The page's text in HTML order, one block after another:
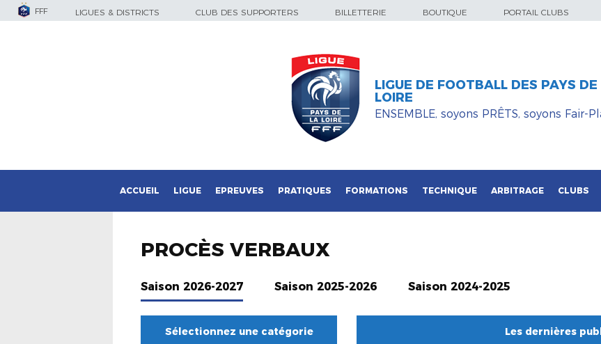
FFF LIGUES & DISTRICTS CLUB DES SUPPORTERS BILLETTERIE BOUTIQUE PORTAIL CLUBS
LIGUE DE FOOTBALL DES PAYS
LOIRE
ENSEMBLE, soyons PRÊTS, soyons Fair-
ACCUEIL LIGUE EPREUVES PRATIQUES FORMATIONS TECHNIQUE ARBITRAGE CLUBS
PROCÈS VERBAUX
Saison 2026-2027 Saison 2025-2026 Saison 2024-2025
Sélectionnez une catégorie Les dernières